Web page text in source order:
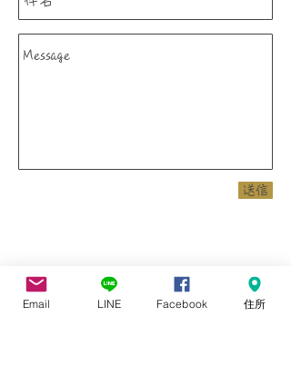
送信
Email LINE Facebook 住所